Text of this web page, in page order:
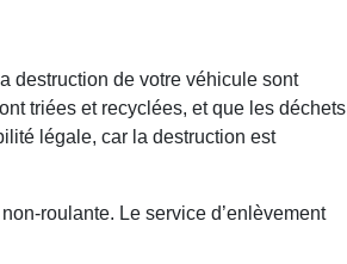
destruction de votre véhicule sont
triées et recyclées, et que les déchets
légale, car la destruction est
roulante. Le service d’enlèvement